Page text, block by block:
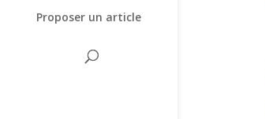
Proposer un article